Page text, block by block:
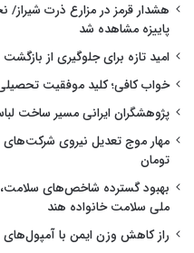
هشدار قرمز در مزارع ذرت شیراز/
پاییزه مشاهده شد
امید تازه برای جلوگیری از
خواب کافی؛ کلید موفقیت
پژوهشگران ایرانی مسیر ساخت
تومان
بهبود گسترده شاخص‌های سلامت،
ملی سلامت خانواده هند
راز کاهش وزن ایمن با آمپول‌های